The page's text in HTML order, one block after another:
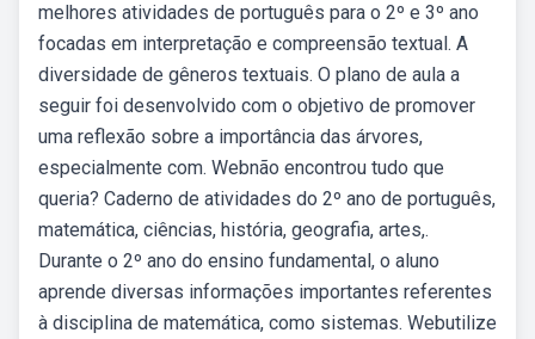
melhores atividades de português para o 2º e 3º ano
focadas em interpretação e compreensão textual. A
diversidade de gêneros textuais. O plano de aula a
seguir foi desenvolvido com o objetivo de promover
uma reflexão sobre a importância das árvores,
especialmente com. Webnão encontrou tudo que
queria? Caderno de atividades do 2º ano de português,
matemática, ciências, história, geografia, artes,.
Durante o 2º ano do ensino fundamental, o aluno
aprende diversas informações importantes referentes
à disciplina de matemática, como sistemas. Webutilize